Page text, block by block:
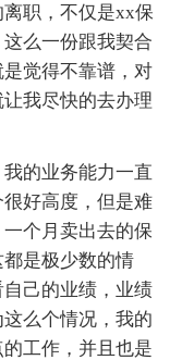
职，不仅是xx保
么一份跟我契合
觉得不靠谱，对
我尽快的去办理
的业务能力一直
好高度，但是难
个月卖出去的保
是极少数的情
己的业绩，业绩
么个情况，我的
工作，并且也是